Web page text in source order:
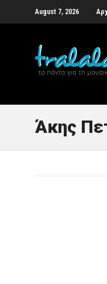
August 7, 2026
Άκης